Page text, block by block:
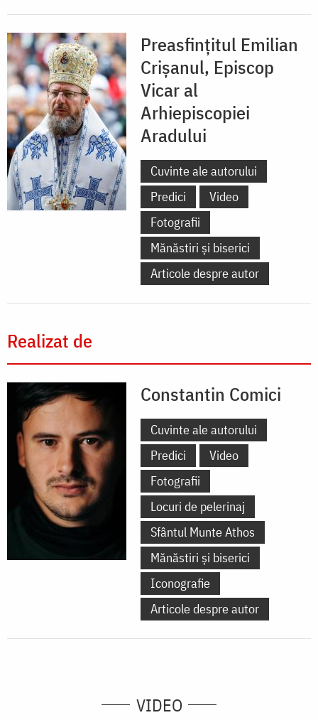
Preasfințitul Emilian
Crișanul, Episcop
Vicar al
Arhiepiscopiei
Aradului
Cuvinte ale autorului
Predici
Video
Fotografii
Mănăstiri și biserici
Articole despre autor
Realizat de
Constantin Comici
Cuvinte ale autorului
Predici
Video
Fotografii
Locuri de pelerinaj
Sfântul Munte Athos
Mănăstiri și biserici
Iconografie
Articole despre autor
VIDEO